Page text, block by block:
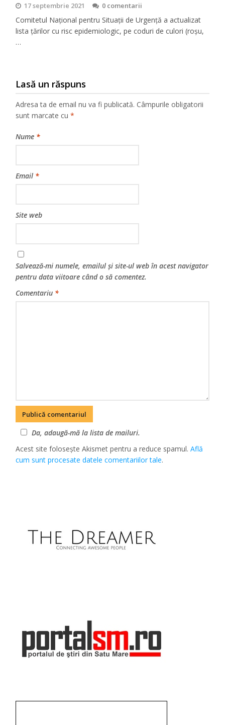
17 septembrie 2021 0 comentarii
Comitetul Național pentru Situații de Urgență a actualizat
lista țărilor cu risc epidemiologic, pe coduri de culori (roșu,
…
Lasă un răspuns
Adresa ta de email nu va fi publicată. Câmpurile obligatorii
sunt marcate cu*
Nume *
Email *
Site web
Salvează-mi numele, emailul și site-ul web în acest navigator
pentru data viitoare când o să comentez.
Comentariu *
Da, adaugă-mă la lista de mailuri.
Acest site folosește Akismet pentru a reduce spamul.Află
cum sunt procesate datele comentariilor tale.